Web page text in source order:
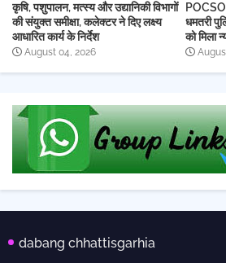
कृषि, पशुपालन, मत्स्य और उद्यानिकी विभागों
की संयुक्त समीक्षा, कलेक्टर ने दिए लक्ष्य
आधारित कार्य के निर्देश
August 04, 2026
POCSO
धमतरी
को मिला
dabang chhattisgarhia